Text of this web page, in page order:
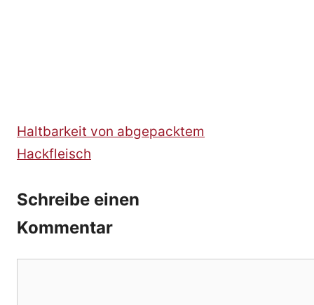
Haltbarkeit von abgepacktem
Hackfleisch
Schreibe einen
Kommentar